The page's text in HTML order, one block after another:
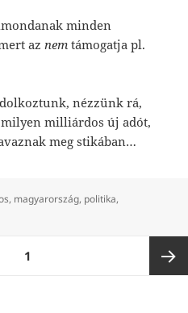
minden
az nem támogatja pl.
nézzünk rá,
milliárdos új adót,
meg stikában…
, magyarország, politika,
1